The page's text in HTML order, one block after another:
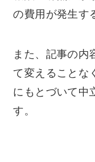
の費用が発生す
また、記事の内
て変えることな
にもとづいて中
す。